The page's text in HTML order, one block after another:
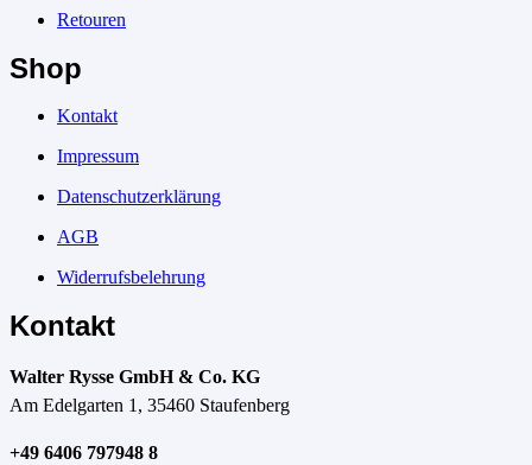
Retouren
Shop
Kontakt
Impressum
Datenschutzerklärung
AGB
Widerrufsbelehrung
Kontakt
Walter Rysse GmbH & Co. KG
Am Edelgarten 1, 35460 Staufenberg
+49 6406 797948 8